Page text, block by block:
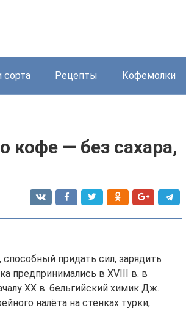
сорта Рецепты Кофемолки
кофе — без сахара,
придать сил, зарядить
предпринимались в XVIII в. в
XX в. бельгийский химик Дж.
налёта на стенках турки,